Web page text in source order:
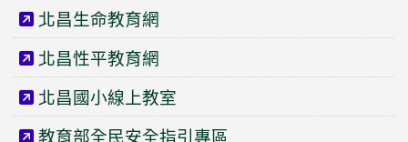
北昌生命教育網
北昌性平教育網
北昌國小線上教室
教育部全民安全指引專區